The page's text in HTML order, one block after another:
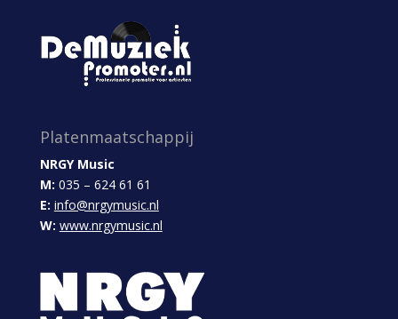
Platenmaatschappij
NRGY Music
M: 035 – 624 61 61
E: info@nrgymusic.nl
W: www.nrgymusic.nl